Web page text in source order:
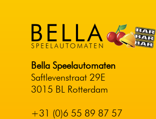
Bella Speelautomaten
Saftlevenstraat 29E
3015 BL Rotterdam
+31 (0)6 55 89 87 57